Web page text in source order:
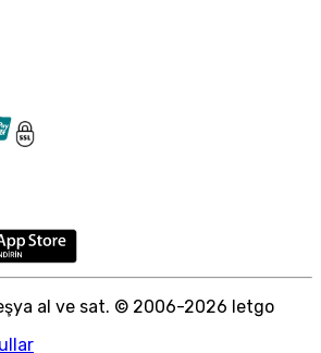
al ve sat. © 2006-2026 letgo